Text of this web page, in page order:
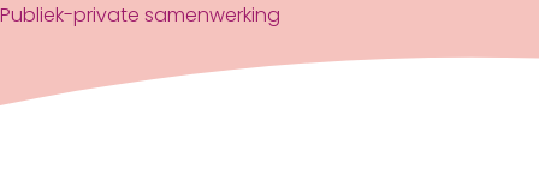
Publiek-private samenwerking